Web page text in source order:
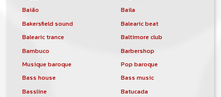
Baião
Baila
Bakersfield sound
Balearic beat
Balearic trance
Baltimore club
Bambuco
Barbershop
Musique baroque
Pop baroque
Bass house
Bass music
Bassline
Batucada